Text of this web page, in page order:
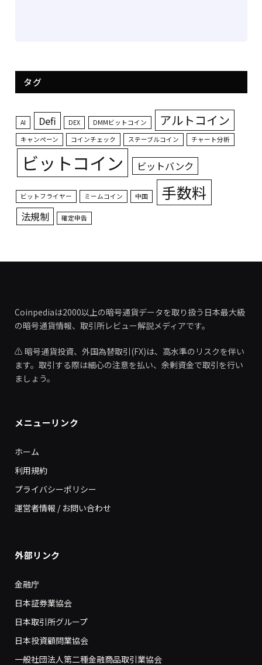
タグ
AI Defi DEX DMMビットコイン アルトコイン
キャンペーン コインチェック ステーブルコイン チャート分析
ビットコイン ビットバンク
ビットフライヤー ミームコイン 中国 手数料
法規制 確定申告
Coinpediaは2000以上の暗号通貨データを取り扱う日本最大級
の暗号通貨情報、取引所レビュー解説メディアです。
⚠️ 暗号通貨投資、外国為替取引(FX)は、高水準のリスクを伴い
ます。取引する際は細心の注意を払い、余剰資金で取引を行い
ましょう。
メニューリンク
ホーム
利用規約
プライバシーポリシー
運営者情報 / お問い合わせ
外部リンク
金融庁
日本証券業協会
日本取引所グループ
日本投資顧問業協会
一般社団法人第二種金融商品取引業協会